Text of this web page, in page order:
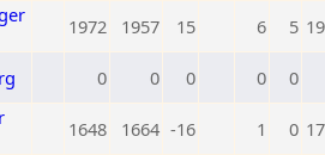
1972 1957 15 6 5
0 0 0 0 0
1648 1664 -16 1 0